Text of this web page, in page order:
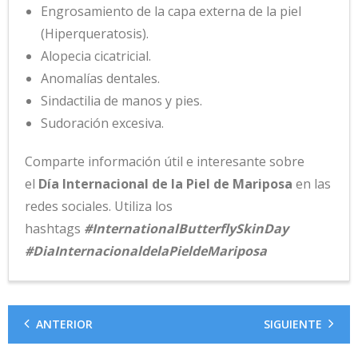
Engrosamiento de la capa externa de la piel
(Hiperqueratosis).
Alopecia cicatricial.
Anomalías dentales.
Sindactilia de manos y pies.
Sudoración excesiva.
Comparte información útil e interesante sobre
el Día Internacional de la Piel de Mariposa en las
redes sociales. Utiliza los
hashtags #InternationalButterflySkinDay
#DiaInternacionaldelaPieldeMariposa
ANTERIOR SIGUIENTE